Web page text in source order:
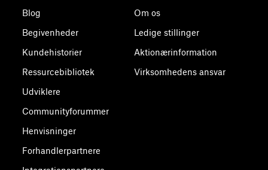
Blog
Begivenheder
Kundehistorier
Ressurcebibliotek
Udviklere
Communityforummer
Henvisninger
Forhandlerpartnere
Om os
Ledige stillinger
Aktionærinformation
Virksomhedens ansvar